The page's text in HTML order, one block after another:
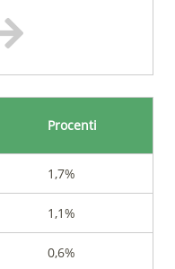
Procenti
1,7%
1,1%
0,6%